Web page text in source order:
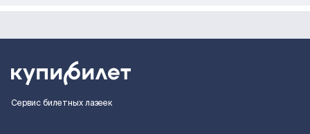
Сервис билетных лазеек